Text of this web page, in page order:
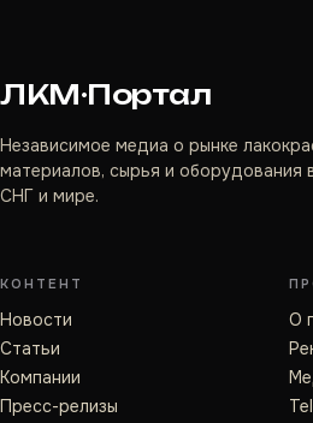
ЛКМ·Портал
Независимое медиа о рынке
материалов, сырья и оборудования
СНГ и мире.
КОНТЕНТ
Новости
Статьи
Компании
Пресс-релизы
О